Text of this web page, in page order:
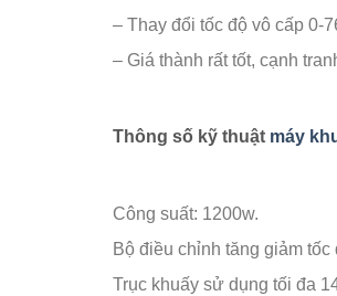
– Thay đổi tốc độ vô cấp 0-
– Giá thành rất tốt, cạnh
Thông số kỹ thuật máy
Công suất: 1200w.
Bộ điều chỉnh tăng giảm tốc
Trục khuấy sử dụng tối đa